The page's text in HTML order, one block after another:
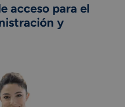
acceso para el
y